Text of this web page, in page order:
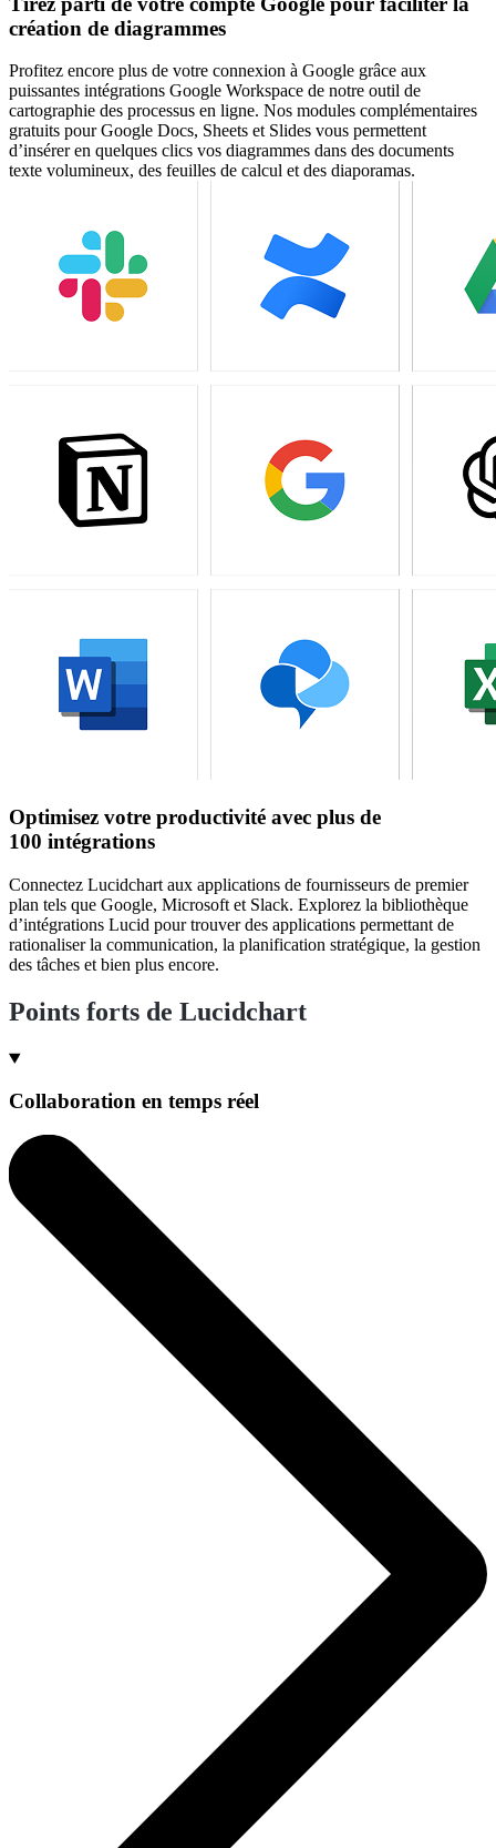
création de diagrammes
Profitez encore plus de votre connexion à Google grâce aux
puissantes intégrations Google Workspace de notre outil de
cartographie des processus en ligne. Nos modules complémentaires
gratuits pour Google Docs, Sheets et Slides vous permettent
d’insérer en quelques clics vos diagrammes dans des documents
texte volumineux, des feuilles de calcul et des diaporamas.
Optimisez votre productivité avec plus de
100 intégrations
Connectez Lucidchart aux applications de fournisseurs de premier
plan tels que Google, Microsoft et Slack. Explorez la bibliothèque
d’intégrations Lucid pour trouver des applications permettant de
rationaliser la communication, la planification stratégique, la gestion
des tâches et bien plus encore.
Points forts de Lucidchart
Collaboration en temps réel